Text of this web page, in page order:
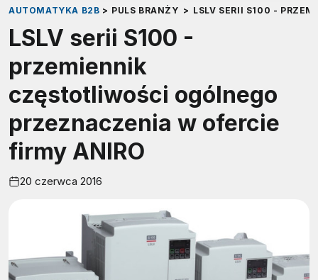
AUTOMATYKA B2B > PULS BRANŻY > LSLV SERII S100 -
LSLV serii S100 -
przemiennik
częstotliwości ogólnego
przeznaczenia w ofercie
firmy ANIRO
20 czerwca 2016